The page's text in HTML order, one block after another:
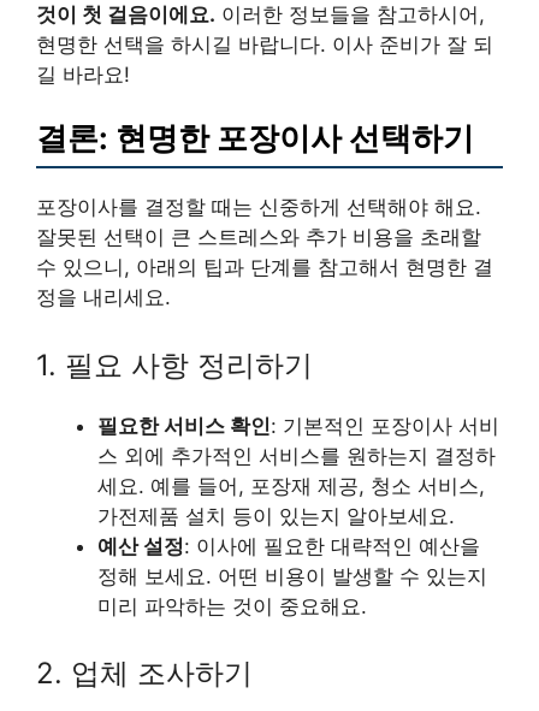
것이 첫 걸음이에요. 이러한 정보들을 참고하시어,
현명한 선택을 하시길 바랍니다. 이사 준비가 잘 되
길 바라요!
결론: 현명한 포장이사 선택하기
포장이사를 결정할 때는 신중하게 선택해야 해요.
잘못된 선택이 큰 스트레스와 추가 비용을 초래할
수 있으니, 아래의 팁과 단계를 참고해서 현명한 결
정을 내리세요.
1. 필요 사항 정리하기
필요한 서비스 확인: 기본적인 포장이사 서비
스 외에 추가적인 서비스를 원하는지 결정하
세요. 예를 들어, 포장재 제공, 청소 서비스,
가전제품 설치 등이 있는지 알아보세요.
예산 설정: 이사에 필요한 대략적인 예산을
정해 보세요. 어떤 비용이 발생할 수 있는지
미리 파악하는 것이 중요해요.
2. 업체 조사하기